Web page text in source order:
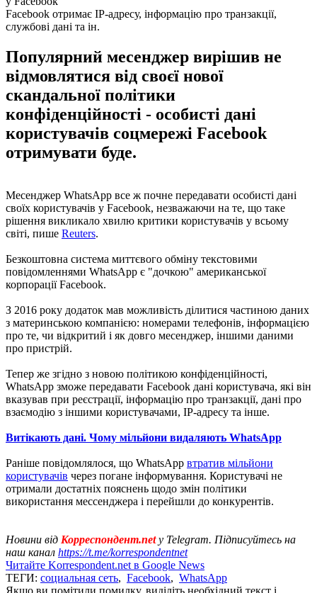
Facebook отримає IP-адресу, інформацію про транзакції,
службові дані та ін.
Популярний месенджер вирішив не
відмовлятися від своєї нової
скандальної політики
конфіденційності - особисті дані
користувачів соцмережі Facebook
отримувати буде.
Месенджер WhatsApp все ж почне передавати особисті дані
своїх користувачів у Facebook, незважаючи на те, що таке
рішення викликало хвилю критики користувачів у всьому
світі, пише Reuters.
Безкоштовна система миттєвого обміну текстовими
повідомленнями WhatsApp є "дочкою" американської
корпорації Facebook.
З 2016 року додаток мав можливість ділитися частиною даних
з материнською компанією: номерами телефонів, інформацією
про те, чи відкритий і як довго месенджер, іншими даними
про пристрій.
Тепер же згідно з новою політикою конфіденційності,
WhatsApp зможе передавати Facebook дані користувача, які він
вказував при реєстрації, інформацію про транзакції, дані про
взаємодію з іншими користувачами, IP-адресу та інше.
Витікають дані. Чому мільйони видаляють WhatsApp
Раніше повідомлялося, що WhatsApp втратив мільйони
користувачів через погане інформування. Користувачі не
отримали достатніх пояснень щодо змін політики
використання мессенджера і перейшли до конкурентів.
Новини від Корреспондент.netу Telegram. Підписуйтесь на
наш канал https://t.me/korrespondentnet
Читайте Korrespondent.net в Google News
ТЕГИ: социальная сеть, Facebook, WhatsApp
Якщо ви помітили помилку, виділіть необхідний текст і